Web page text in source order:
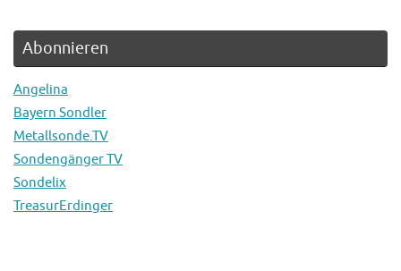
Abonnieren
Angelina
Bayern Sondler
Metallsonde.TV
Sondengänger TV
Sondelix
TreasurErdinger